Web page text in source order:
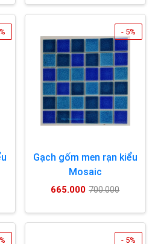
- 5%
Gạch gốm men rạn kiểu
Mosaic
665.000 700.000
- 5%